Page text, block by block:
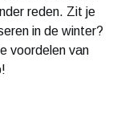
reden. Zit je
in de winter?
voordelen van